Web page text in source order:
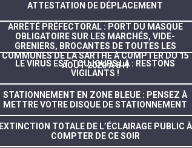
ATTESTATION DE DÉPLACEMENT
ARRÊTÉ PRÉFECTORAL : PORT DU MASQUE
OBLIGATOIRE SUR LES MARCHÉS, VIDE-
GRENIERS, BROCANTES DE TOUTES LES
COMMUNES DE LA SARTHE À COMPTER DU 15
AOÛT 2020 À 8 H
LE VIRUS EST TOUJOURS LÀ : RESTONS
VIGILANTS !
STATIONNEMENT EN ZONE BLEUE : PENSEZ À
METTRE VOTRE DISQUE DE STATIONNEMENT
EXTINCTION TOTALE DE L’ÉCLAIRAGE PUBLIC À
COMPTER DE CE SOIR